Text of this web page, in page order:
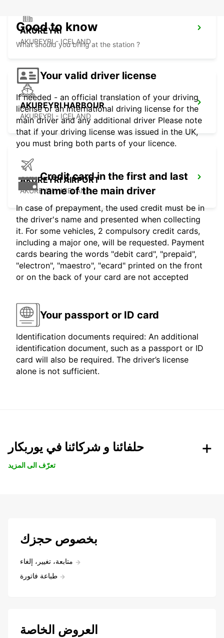
AKUREYRI
AKUREYRI - ICELAND
AKUREYRI HARBOUR
AKUREYRI - ICELAND
AKUREYRI AIRPORT
AKUREYRI - ICELAND
Good to know
What should you bring at the station ?
Your valid driver license
If needed - an official translation of your driving
license or an international driving license for the
main driver and any additional driver Please note
that if your driving license was issued in the UK,
you must bring both parts of your licence.
Credit card in the first and last
name of the main driver
In case of prepayment, the used credit must be in
the driver's name and presented when collecting
it. For some vehicles, 2 compulsory credit cards,
including a major one, will be requested. Payment
cards bearing the words "debit card", "prepaid",
"electron", "maestro", "ecard" printed on the front
or on the back of your card are not accepted
Your passport or ID card
Identification documents required: An additional
identification document, such as a passport or ID
card will also be required. The driver’s license
alone is not sufficient.
حلفائنا و شركائنا في يوربكار
تعرّف الى المزيد
بخصوص حجزك
متابعة، تغيير، إلغاء
طباعة فاتورة
العروض الخاصة